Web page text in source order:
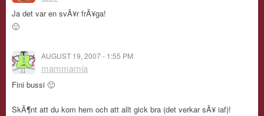
Ja det var en svÃ¥r frÃ¥ga!
🙂
AUGUST 19, 2007 - 1:55 PM
mammamia
Fini bussi 🙂
SkÃ¶nt att du kom hem och att allt gick bra (det verkar sÃ¥ iaf)!